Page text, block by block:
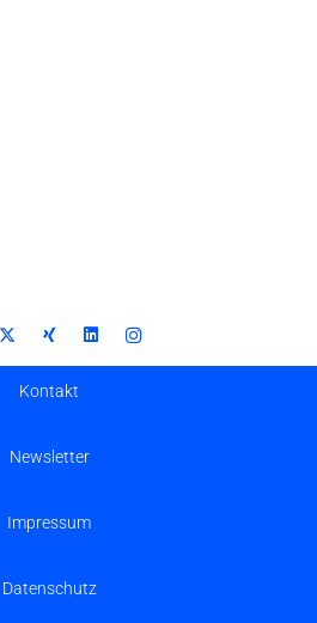
Kontakt
Newsletter
Impressum
Datenschutz